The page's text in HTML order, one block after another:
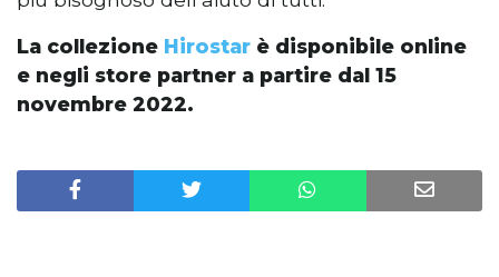
La collezione Hirostar è disponibile online
e negli store partner a partire dal 15
novembre 2022.